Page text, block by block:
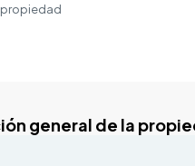
general de la